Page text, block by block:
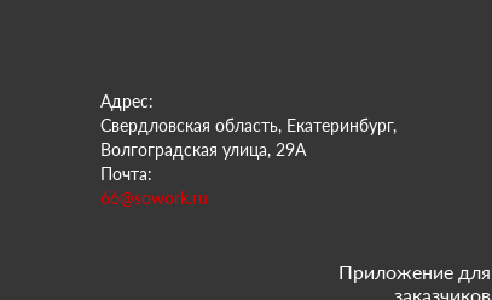
Адрес:
Свердловская область, Екатеринбург,
Волгоградская улица, 29А
Почта:
66@sowork.ru
Приложение для
заказчиков